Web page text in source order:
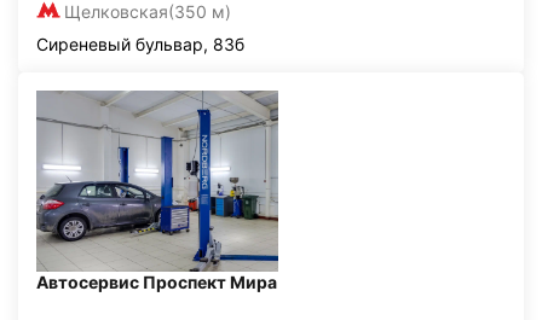
Щелковская(350 м)
Сиреневый бульвар, 83б
Автосервис Проспект Мира